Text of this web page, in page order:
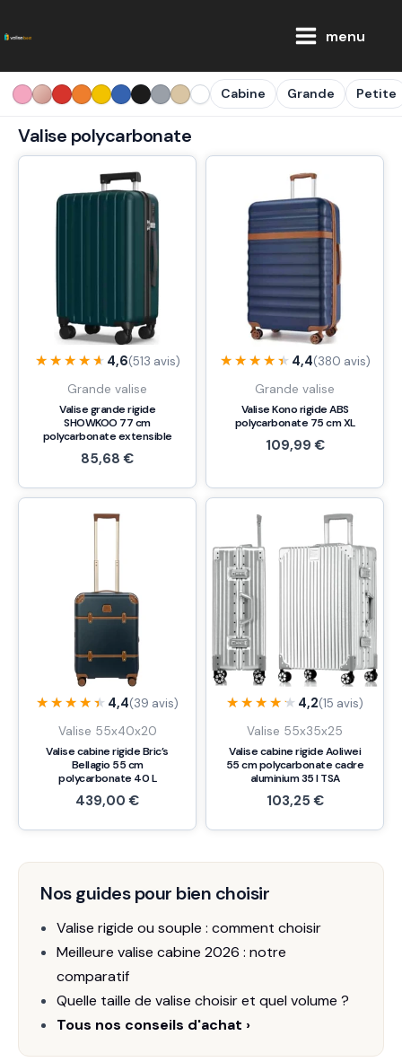
au
menu
Cabine Grande Petite
Valise polycarbonate
★★★★★
★★★★★ 4,6(513 avis)
Grande valise
Valise grande rigide
SHOWKOO 77 cm
polycarbonate extensible
85,68€
★★★★★
★★★★★ 4,4(380 avis)
Grande valise
Valise Kono rigide ABS
polycarbonate 75 cm XL
109,99€
★★★★★
★★★★★ 4,4(39 avis)
Valise 55x40x20
Valise cabine rigide Bric’s
Bellagio 55 cm
polycarbonate 40 L
439,00€
★★★★★
★★★★★ 4,2(15 avis)
Valise 55x35x25
Valise cabine rigide Aoliwei
55 cm polycarbonate cadre
aluminium 35 l TSA
103,25€
Nos guides pour bien choisir
Valise rigide ou souple : comment choisir
Meilleure valise cabine 2026 : notre
comparatif
Quelle taille de valise choisir et quel volume ?
Tous nos conseils d'achat ›